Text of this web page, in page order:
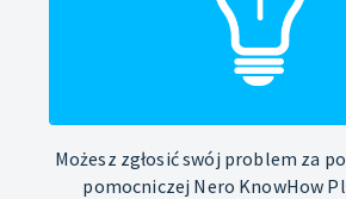
Możesz zgłosić swój problem za
pomocniczej Nero KnowHow